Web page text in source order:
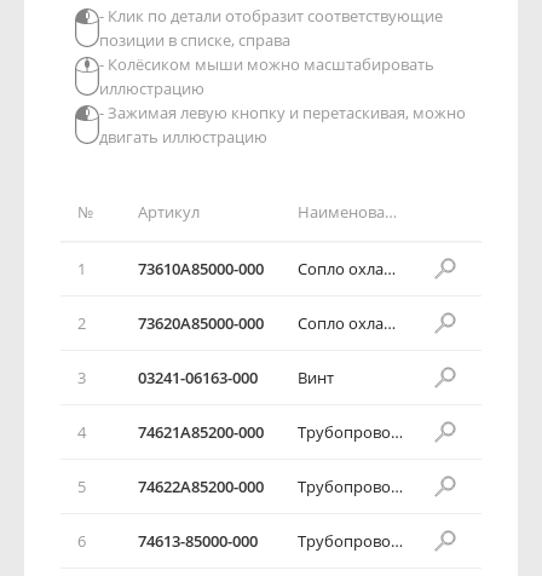
№ Артикул Наименование детали
1 73610А85000-000 Сопло охлаждения
2 73620А85000-000 Сопло охлаждения
3 03241-06163-000 Винт
4 74621А85200-000 Трубопровод охлаждения
5 74622А85200-000 Трубопровод охлаждения
6 74613-85000-000 Трубопровод вентилятора
- Клик по детали отобразит соответствующие
позиции в списке, справа
- Колёсиком мыши можно масштабировать
иллюстрацию
- Зажимая левую кнопку и перетаскивая, можно
двигать иллюстрацию